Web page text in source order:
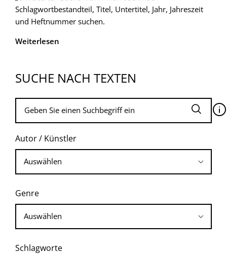
Schlagwortbestandteil, Titel, Untertitel, Jahr, Jahreszeit
und Heftnummer suchen.
Weiterlesen
SUCHE NACH TEXTEN
🛈
Autor / Künstler
Genre
Schlagworte